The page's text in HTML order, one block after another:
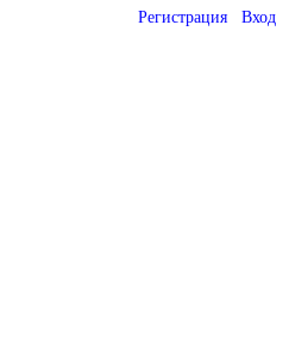
Регистрация Вход